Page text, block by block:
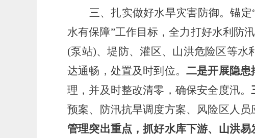
三、扎实做好水旱灾害防御。锚定
水有保障”工作目标，全力打好水利防
(泵站)、堤防、灌区、山洪危险区等水
达通畅，处置及时到位。 二是开展隐患
理，并及时整改清零，确保安全度汛。
预案、防汛抗旱调度方案、风险区人
管理突出重点，抓好水库下游、山洪